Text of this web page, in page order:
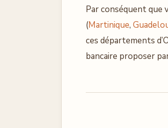
Par conséquent que
(Martinique,
ces départements
bancaire proposer